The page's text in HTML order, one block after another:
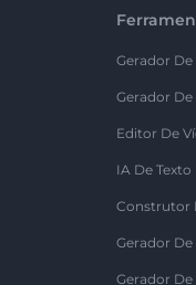
Gerador De
Gerador
Editor De
IA De
Construtor
Gerador
Gerador